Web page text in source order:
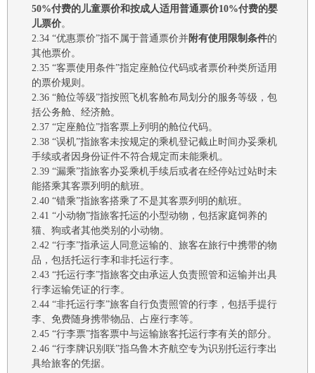
50%付费的儿童票价和按成人适用普通票价10%付费的婴
儿票价。
2.34 “优惠票价”指不属于普通票价并附有使用限制条件的
其他票价。
2.35 “客票使用条件”指定座舱位代码或者票价种类所适用
的票价规则。
2.36 “舱位等级”指按照飞机客舱布局划分的服务等级，包
括公务舱、经济舱。
2.37 “定座舱位”指客票上列明的舱位代码。
2.38 “误机”指旅客未按规定的乘机登记截止时间办妥乘机
手续或者因身份证件不符合规定而未能乘机。
2.39 “漏乘”指旅客办妥乘机手续后或者在经停站过站时未
能搭乘其客票列明的航班。
2.40 “错乘”指旅客搭乘了不是其客票列明的航班。
2.41 “小动物”指旅客托运的小型动物，包括家庭饲养的
猫、狗或者其他类别的小动物。
2.42 “行李”指承运人同意运输的、旅客在旅行中携带的物
品，包括托运行李和非托运行李。
2.43 “托运行李”指旅客交由承运人负责照管和运输并出具
行李运输凭证的行李。
2.44 “非托运行李”旅客自行负责照管的行李，包括手提行
李、免费随身携带物品、占座行李等。
2.45 “行李票”指客票中与运输旅客托运行李有关的部分。
2.46 “行李牌识别联”指乌鲁木齐航空专为识别托运行李出
具给旅客的凭据。